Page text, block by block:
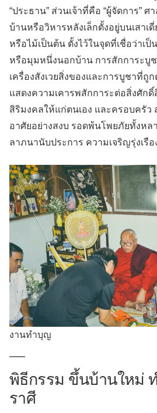
“ประธาน” ส่วนเจ้าที่คือ “ผู้จัดการ”
บ้านหรือวิหารหลังเล็กตั้งอยู่บนเสาเ
หรือไม้เป็นต้น ตั้งไว้ในจุดที่เชื่อว่าเ
หรือมุมหนึ่งนอกบ้าน การสักการะบู
เครื่องสังเวยสิ่งของและการบูชาที่ถู
แสดงความเคารพสักการะต่อสิ่งศักดิ์
สิริมงคลให้แก่ตนเอง และครอบครัว
อาศัยอย่างสงบ รอดพ้นโพยภัยทั้งหล
ลาภนานับประการ ความเจริญรุ่งเรือ
งานทำบุญ
พิธีกรรม ขึ้นบ้านใหม่
ราศี